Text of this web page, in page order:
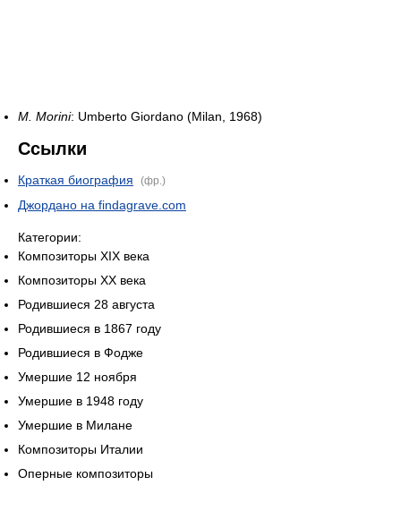
M. Morini: Umberto Giordano (Milan, 1968)
Ссылки
Краткая биография (фр.)
Джордано на findagrave.com
Категории:
Композиторы XIX века
Композиторы XX века
Родившиеся 28 августа
Родившиеся в 1867 году
Родившиеся в Фодже
Умершие 12 ноября
Умершие в 1948 году
Умершие в Милане
Композиторы Италии
Оперные композиторы